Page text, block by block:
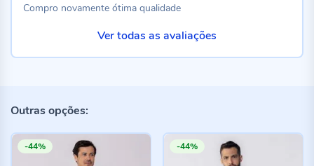
Compro novamente ótima qualidade
Ver todas as avaliações
Outras opções:
-44% -44%